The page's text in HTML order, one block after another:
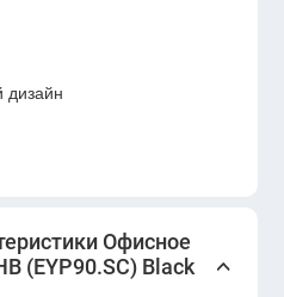
дизайн
Офисное
(EYP90.SC) Black